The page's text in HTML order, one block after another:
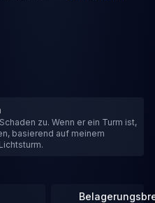
zu. Wenn er ein Turm ist,
basierend auf meinem